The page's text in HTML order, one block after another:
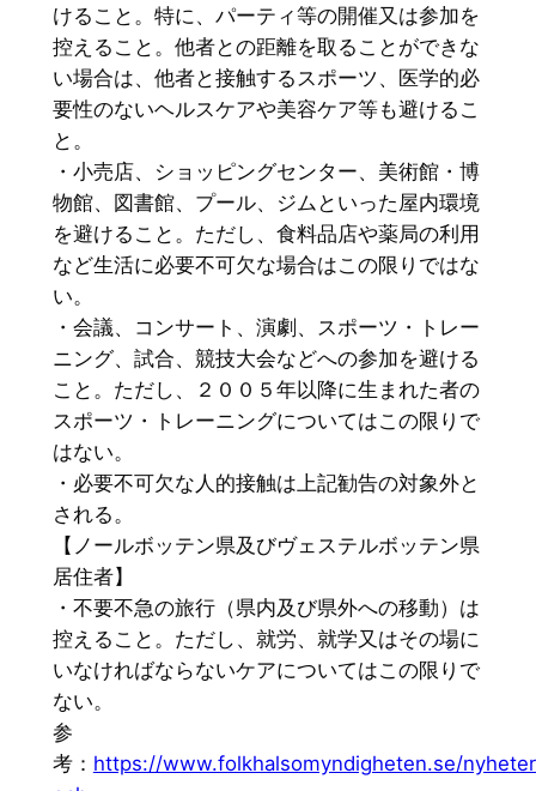
けること。特に、パーティ等の開催又は参加を
控えること。他者との距離を取ることができな
い場合は、他者と接触するスポーツ、医学的必
要性のないヘルスケアや美容ケア等も避けるこ
と。
・小売店、ショッピングセンター、美術館・博
物館、図書館、プール、ジムといった屋内環境
を避けること。ただし、食料品店や薬局の利用
など生活に必要不可欠な場合はこの限りではな
い。
・会議、コンサート、演劇、スポーツ・トレー
ニング、試合、競技大会などへの参加を避ける
こと。ただし、２００５年以降に生まれた者の
スポーツ・トレーニングについてはこの限りで
はない。
・必要不可欠な人的接触は上記勧告の対象外と
される。
【ノールボッテン県及びヴェステルボッテン県
居住者】
・不要不急の旅行（県内及び県外への移動）は
控えること。ただし、就労、就学又はその場に
いなければならないケアについてはこの限りで
ない。
参
考： https://www.folkhalsomyndigheten.se/